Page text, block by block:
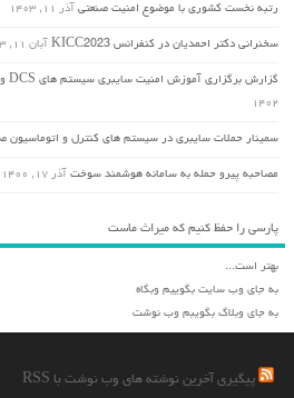
رتبه نخست کشوری با موضوع امنیت صنعتی آذر ۱۱, ۱۴۰۳
سخنرانی دکتر احمدیان در کنفرانس KICC2023 آبان ۱۱, ۱۴۰۳
گزارش برگزاری آموزش امنیت سایبری سیستم های DCS و PLC صنعت پتروشیمی
۱۴۰۲
سمینار حملات سایبری در سیستم های کنترل و اتوماسیون
مصاحبه پیرو حمله به سامانه هوشمند سوخت آذر ۱۷, ۱۴۰۰
پارسی را حفظ کنیم که میراث ماست
بهتر است...
به جای وب سایت بگوییم وبگاه
به جای وبلاگ بگویبم وب نوشت
پیگیری آخرین نوشته های وب نوشت با RSS